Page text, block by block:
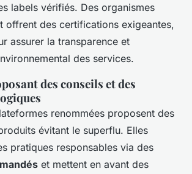
labels vérifiés. Des organismes
offrent des certifications exigeantes,
assurer la transparence et
des services.
des conseils et des
renommées proposent des
évitant le superflu. Elles
pratiques responsables via des
et mettent en avant des